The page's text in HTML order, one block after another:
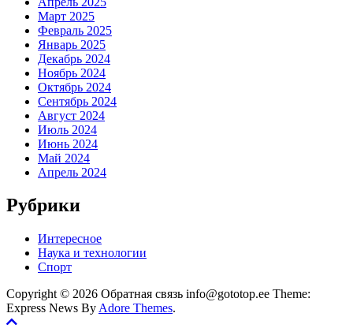
Март 2025
Февраль 2025
Январь 2025
Декабрь 2024
Ноябрь 2024
Октябрь 2024
Сентябрь 2024
Август 2024
Июль 2024
Июнь 2024
Май 2024
Апрель 2024
Рубрики
Интересное
Наука и технологии
Спорт
Copyright © 2026 Обратная связь info@gototop.ee Theme:
Express News By Adore Themes.